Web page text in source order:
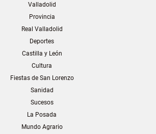
Valladolid
Provincia
Real Valladolid
Deportes
Castilla y León
Cultura
Fiestas de San Lorenzo
Sanidad
Sucesos
La Posada
Mundo Agrario